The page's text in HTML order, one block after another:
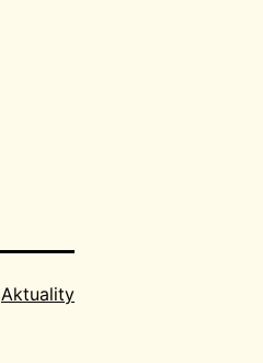
Aktuality